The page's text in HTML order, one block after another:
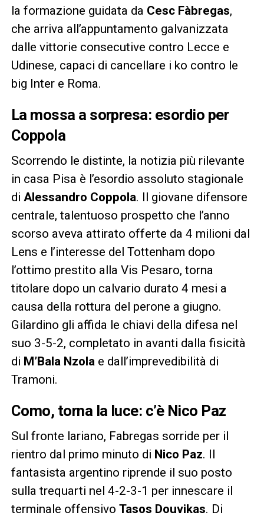
la formazione guidata da Cesc Fàbregas,
che arriva all’appuntamento galvanizzata
dalle vittorie consecutive contro Lecce e
Udinese, capaci di cancellare i ko contro le
big Inter e Roma.
La mossa a sorpresa: esordio per
Coppola
Scorrendo le distinte, la notizia più rilevante
in casa Pisa è l’esordio assoluto stagionale
di Alessandro Coppola. Il giovane difensore
centrale, talentuoso prospetto che l’anno
scorso aveva attirato offerte da 4 milioni dal
Lens e l’interesse del Tottenham dopo
l’ottimo prestito alla Vis Pesaro, torna
titolare dopo un calvario durato 4 mesi a
causa della rottura del perone a giugno.
Gilardino gli affida le chiavi della difesa nel
suo 3-5-2, completato in avanti dalla fisicità
di M’Bala Nzola e dall’imprevedibilità di
Tramoni.
Como, torna la luce: c’è Nico Paz
Sul fronte lariano, Fabregas sorride per il
rientro dal primo minuto di Nico Paz. Il
fantasista argentino riprende il suo posto
sulla trequarti nel 4-2-3-1 per innescare il
terminale offensivo Tasos Douvikas. Di